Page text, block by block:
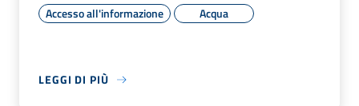
Accesso all'informazione Acqua
LEGGI DI PIÙ